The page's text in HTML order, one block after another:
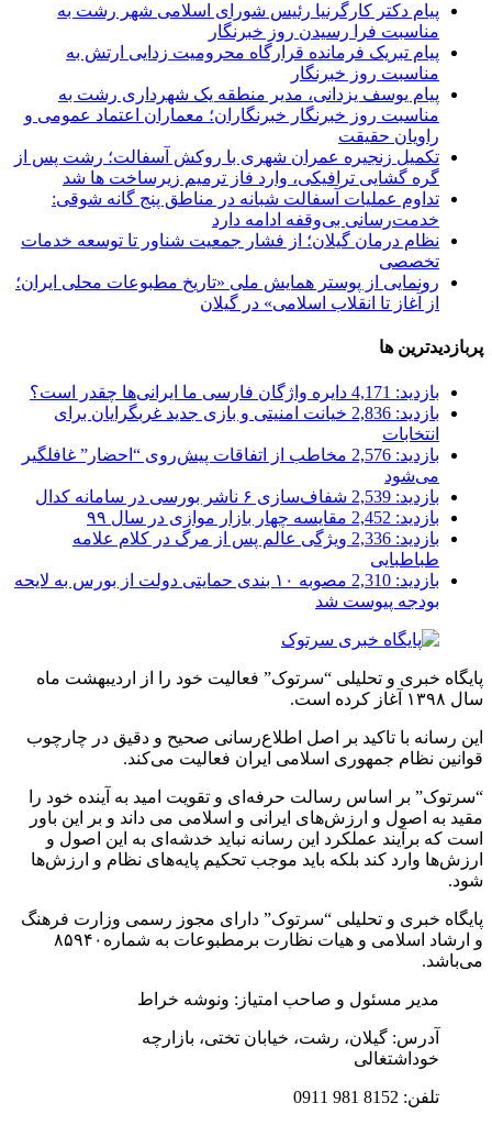
پیام دکتر کارگرنیا رئیس شورای اسلامی شهر رشت به
مناسبت فرا رسیدن روز خبرنگار
پیام تبریک فرمانده قرارگاه محرومیت‌ زدایی ارتش به
مناسبت روز خبرنگار
پیام یوسف یزدانی، مدیر منطقه یک شهرداری رشت به
مناسبت روز خبرنگار خبرنگاران؛ معماران اعتماد عمومی و
راویان حقیقت
تکمیل زنجیره عمران شهری با روکش آسفالت؛ رشت پس از
گره گشایی ترافیکی، وارد فاز ترمیم زیرساخت ها شد
تداوم عملیات آسفالت‌ شبانه در مناطق پنج گانه شوقی:
خدمت‌رسانی بی‌وقفه ادامه دارد
نظام درمان گیلان؛ از فشار جمعیت شناور تا توسعه خدمات
تخصصی
رونمایی از پوستر همایش ملی «تاریخ مطبوعات محلی ایران؛
از آغاز تا انقلاب اسلامی» در گیلان
پربازدیدترین ها
بازدید: 4,171
دایره واژگان فارسی ما ایرانی‌ها چقدر است؟
بازدید: 2,836
خیانت امنیتی و بازی جدید غربگرایان برای
انتخابات
بازدید: 2,576
مخاطب از اتفاقات پیش‌روی “احضار” غافلگیر
می‌شود
بازدید: 2,539
شفاف‌سازی ۶ ناشر بورسی در سامانه کدال
بازدید: 2,452
مقایسه چهار بازار موازی در سال ۹۹
بازدید: 2,336
ویژگی عالم پس از مرگ در کلام علامه
طباطبایی
بازدید: 2,310
مصوبه ۱۰ بندی حمایتی دولت از بورس به لایحه
بودجه پیوست شد
پایگاه خبری و تحلیلی “سرتوک” فعالیت خود را از اردیبهشت ماه
سال ۱۳۹۸ آغاز کرده است.
این رسانه با تاکید بر اصل اطلاع‌رسانی صحیح و دقیق در چارچوب
قوانین نظام جمهوری اسلامی ایران فعالیت می‌کند.
“سرتوک” بر اساس رسالت حرفه‌ای و تقویت امید به آینده خود را
مقید به اصول و ارزش‌های ایرانی و اسلامی می داند و بر این باور
است که برآیند عملکرد این رسانه نباید خدشه‌ای به این اصول و
ارزش‌ها وارد کند بلکه باید موجب تحکیم پایه‌های نظام و ارزش‌ها
شود.
پایگاه خبری و تحلیلی “سرتوک” دارای مجوز رسمی وزارت فرهنگ
و ارشاد اسلامی و هیات نظارت برمطبوعات به شماره۸۵۹۴۰
می‌باشد.
مدیر مسئول و صاحب امتیاز: ونوشه خراط
آدرس: گیلان، رشت، خیابان تختی، بازارچه
خوداشتغالی
تلفن: 8152 981 0911